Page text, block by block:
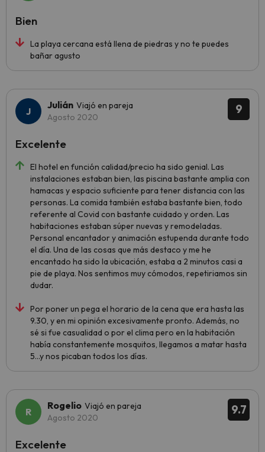
La playa cercana está llena de piedras y no te puedes
bañar agusto
Bien
9
Julián Viajó en pareja
Agosto 2020
El hotel en función calidad/precio ha sido genial. Las
instalaciones estaban bien, las piscina bastante amplia con
hamacas y espacio suficiente para tener distancia con las
personas. La comida también estaba bastante bien, todo
referente al Covid con bastante cuidado y orden. Las
habitaciones estaban súper nuevas y remodeladas.
Personal encantador y animación estupenda durante todo
el día. Una de las cosas que más destaco y me he
encantado ha sido la ubicación, estaba a 2 minutos casi a
pie de playa. Nos sentimos muy cómodos, repetiriamos sin
dudar.
Por poner un pega el horario de la cena que era hasta las
9.30, y en mi opinión excesivamente pronto. Además, no
sé si fue casualidad o por el clima pero en la habitación
había constantemente mosquitos, llegamos a matar hasta
5...y nos picaban todos los días.
Excelente
9.7
Rogelio Viajó en pareja
Agosto 2020
Excelente